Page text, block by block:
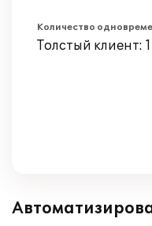
Количество
Толстый клиент: 1